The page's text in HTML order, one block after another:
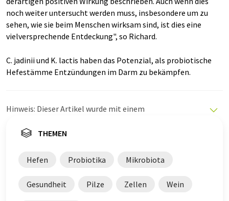
noch weiter untersucht werden muss, insbesondere um zu
sehen, wie sie beim Menschen wirksam sind, ist dies eine
vielversprechende Entdeckung", so Richard.
C. jadinii und K. lactis haben das Potenzial, als probiotische
Hefestämme Entzündungen im Darm zu bekämpfen.
Hinweis: Dieser Artikel wurde mit einem
LUMITOS bietet diese automatischen Übersetzungen
Nachrichten zu präsentieren. Da dieser Artikel mit
in der Grammatik enthält. Den ursprünglichen Artikel in
THEMEN
Hefen Probiotika Mikrobiota
Gesundheit Pilze Zellen Wein